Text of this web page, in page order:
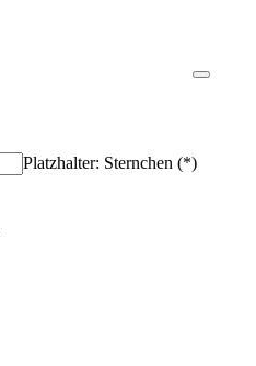
Platzhalter: Sternchen (*)